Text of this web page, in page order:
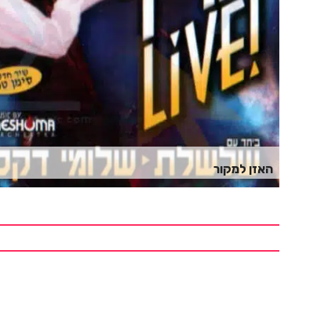
האזן למקור